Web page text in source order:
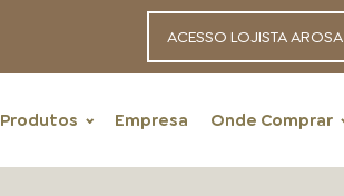
ACESSO LOJISTA AROSA
Produtos Empresa Onde Comprar